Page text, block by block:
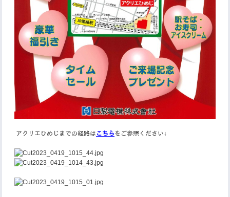
アクリエひめじまでの経路は こちらをご参照ください↓